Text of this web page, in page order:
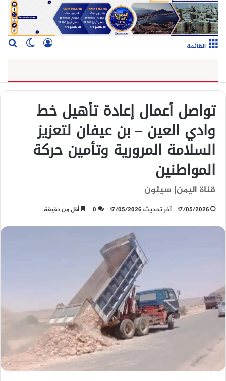
تسجيل القائمة
تواصل أعمال إعادة تأهيل خط
وادي العين – بن عيفان لتعزيز
السلامة المرورية وتأمين حركة
المواطنين
قناة اليمن| سيئون
17/05/2026 آخر تحديث: 17/05/2026 0 أقل من دقيقة